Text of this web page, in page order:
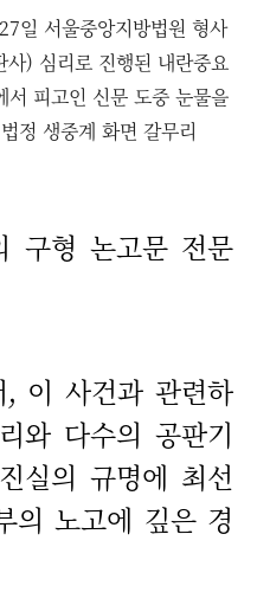
일 서울중앙지방법원 형사
) 심리로 진행된 내란중요
서 피고인 신문 도중 눈물을
정 생중계 화면 갈무리
구형 논고문 전문
이 사건과 관련하
와 다수의 공판기
실의 규명에 최선
의 노고에 깊은 경